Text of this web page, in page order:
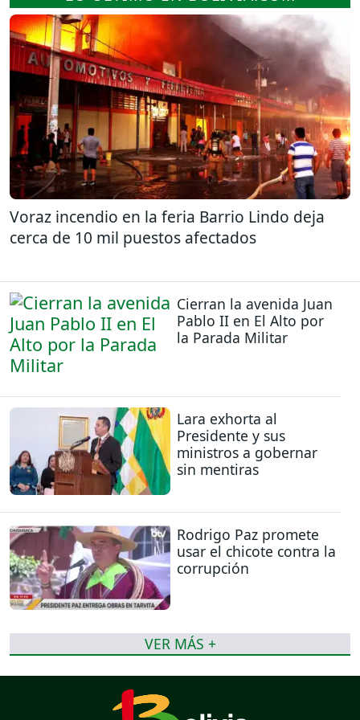
Voraz incendio en la feria Barrio Lindo deja
cerca de 10 mil puestos afectados
Cierran la avenida Juan
Pablo II en El Alto por
la Parada Militar
Lara exhorta al
Presidente y sus
ministros a gobernar
sin mentiras
Rodrigo Paz promete
usar el chicote contra la
corrupción
VER MÁS +